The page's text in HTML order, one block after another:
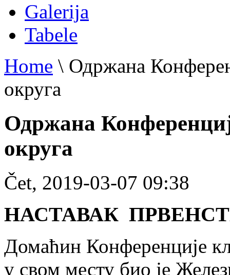
Galerija
Tabele
Home \ Одржана
округа
Одржана
округа
Čet, 2019-03-07 09:38
НАСТАВАК
Домаћин Конференције
у свом месту био је